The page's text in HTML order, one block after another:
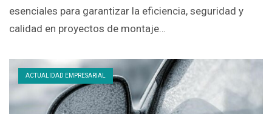
esenciales para garantizar la eficiencia, seguridad y
calidad en proyectos de montaje…
ACTUALIDAD EMPRESARIAL